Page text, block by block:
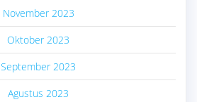
November 2023
Oktober 2023
September 2023
Agustus 2023